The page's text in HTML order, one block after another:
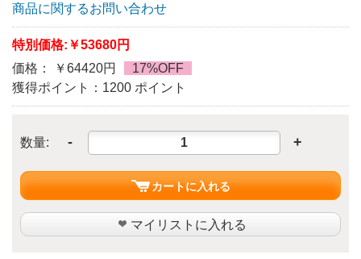
商品に関するお問い合わせ
特別価格: ￥53680円
価格： ￥64420円
17%OFF
獲得ポイント：1200 ポイント
数量: - +
カートに入れる
マイリストに入れる